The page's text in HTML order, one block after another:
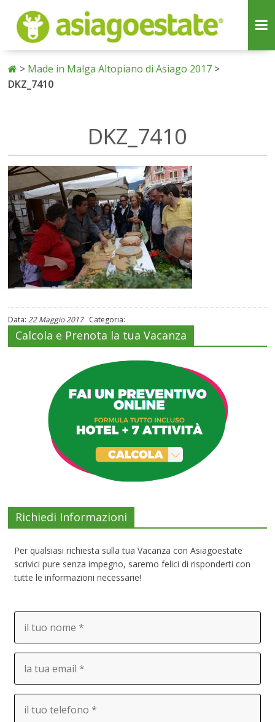
> Made in Malga Altopiano di Asiago 2017 >
DKZ_7410
DKZ_7410
Data:22 Maggio 2017Categoria:
Calcola e Prenota la tua Vacanza
Richiedi Informazioni
Per qualsiasi richiesta sulla tua Vacanza con Asiagoestate
scrivici pure senza impegno, saremo felici di risponderti con
tutte le informazioni necessarie!